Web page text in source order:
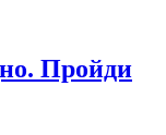
Пройди